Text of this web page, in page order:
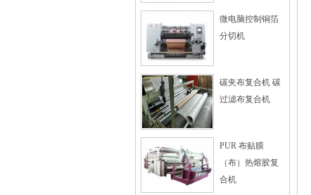
微电脑控制铜箔
分切机
碳夹布复合机 碳
过滤布复合机
PUR 布贴膜
（布）热熔胶复
合机